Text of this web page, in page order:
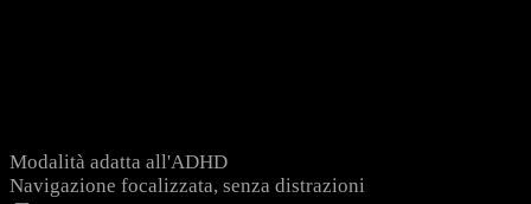
Modalità adatta all'ADHD
Navigazione focalizzata, senza distrazioni